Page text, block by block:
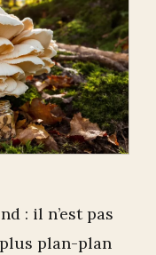
: il n’est pas
plan-plan